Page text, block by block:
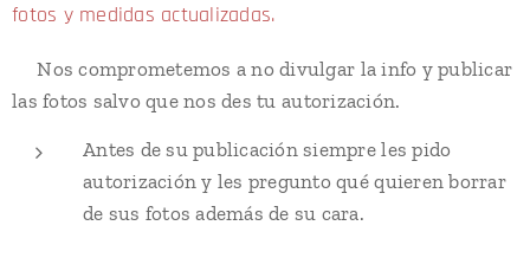
fotos y medidas actualizadas.
👉Nos comprometemos a no divulgar la info y publicar
las fotos salvo que nos des tu autorización.
Antes de su publicación siempre les pido
autorización y les pregunto qué quieren borrar
de sus fotos además de su cara.